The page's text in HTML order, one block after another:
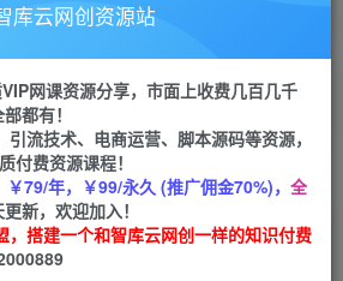
接
APP下载
GO
属 正文
膨胀壁纸项目玩法，女生最爱
也可操作日入300+
库云网创资源站
网课资源分享，市面上收费几百几千
都有！
流技术、电商运营、脚本源码等资源，
付费资源课程！
￥79/年，￥99/永久 (推广佣金70%)， 全
新，欢迎加入！
，搭建一个和智库云网创一样的知识付费